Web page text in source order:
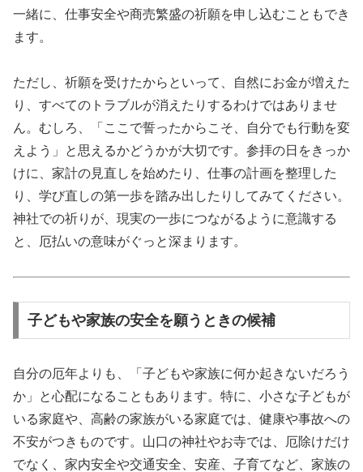
一緒に、仕事安全や商売繁盛の祈願を申し込むこともでき
ます。
ただし、祈願を受けたからといって、自然にお金が増えた
り、すべてのトラブルが消えたりするわけではありませ
ん。むしろ、「ここで誓ったからこそ、自分でも行動を変
えよう」と思えるかどうかが大切です。参拝の日をきっか
けに、家計の見直しを始めたり、仕事の計画を整理した
り、学び直しの第一歩を踏み出したりしてみてください。
神社での祈りが、現実の一歩につながるように意識する
と、厄払いの意味がぐっと深まります。
子どもや家族の安全を願うときの候補
自分の厄年よりも、「子どもや家族に何か起きないだろう
か」と心配になることもあります。特に、小さな子どもが
いる家庭や、高齢の家族がいる家庭では、健康や事故への
不安がつきものです。山口の神社やお寺では、厄除けだけ
でなく、家内安全や交通安全、安産、子育てなど、家族の